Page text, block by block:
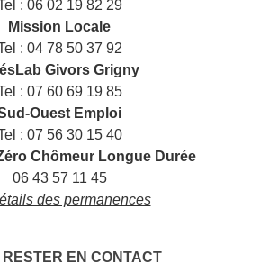
: 06 02 19 82 29
Mission Locale
: 04 78 50 37 92
Givors Grigny
: 07 60 69 19 85
Ouest Emploi
: 07 56 30 15 40
Chômeur Longue Durée
06 43 57 11 45
des permanences
RESTER EN CONTACT